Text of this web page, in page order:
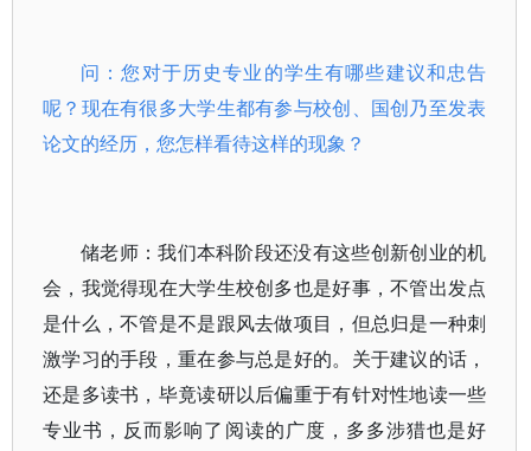
问：您对于历史专业的学生有哪些建议和忠告
呢？现在有很多大学生都有参与校创、国创乃至发表
论文的经历，您怎样看待这样的现象？
储老师：我们本科阶段还没有这些创新创业的机
会，我觉得现在大学生校创多也是好事，不管出发点
是什么，不管是不是跟风去做项目，但总归是一种刺
激学习的手段，重在参与总是好的。关于建议的话，
还是多读书，毕竟读研以后偏重于有针对性地读一些
专业书，反而影响了阅读的广度，多多涉猎也是好